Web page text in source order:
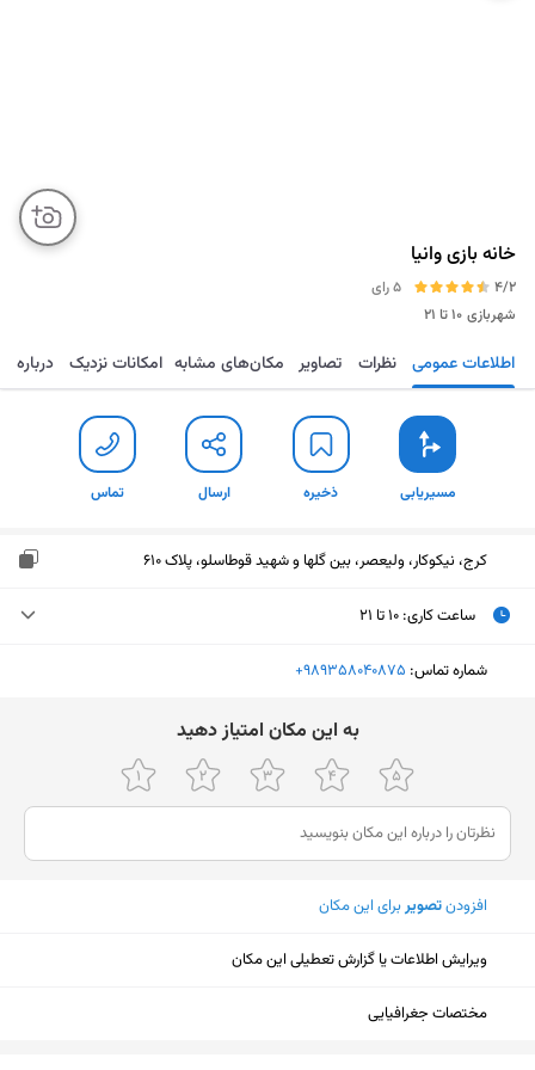
خانه بازی وانیا
4/2
5 رای
شهربازی ۱۰ تا ۲۱
مسیریابی ذخیره ارسال تماس اطلاعات عمومی نظرات تصاویر مکان‌های مشابه امکانات نزدیک درباره
مسیریابی ذخیره ارسال تماس
کرج، نیکوکار، ولیعصر، بین گلها و شهید قوطاسلو، پلاک 610
ساعت کاری: ۱۰ تا ۲۱
دوشنبه (امروز)
پنجشنبه
۱۰ تا ۲۱
جمعه
۱۰ تا ۲۱
شنبه
یکشنبه
شماره تماس: ‎+989358040875
ﺑﻪ اﯾﻦ ﻣﮑﺎن اﻣﺘﯿﺎز دﻫﯿﺪ
افزودنتصویربرای این مکان
ویرایش اطلاعات یا گزارش تعطیلی این مکان
مختصات جغرافیایی